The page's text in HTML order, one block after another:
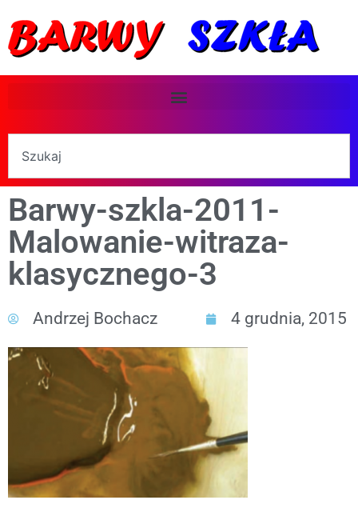
Barwy-szkla-2011-
Malowanie-witraza-
klasycznego-3
Andrzej Bochacz 4 grudnia, 2015